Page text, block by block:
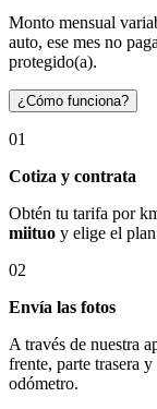
Monto mensual
auto, ese mes no
protegido(a).
¿Cómo funciona?
01
Cotiza y contrata
Obtén tu tarifa por
miituo y elige el
02
Envía las fotos
A través de nuestra
frente, parte trasera
odómetro.